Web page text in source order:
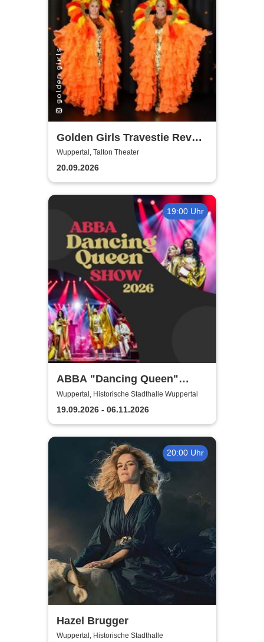
Golden Girls Travestie Revue
- Die neue Show: Glanzvolle
Augenblicke
Wuppertal, Talton Theater
20.09.2026
19:00 Uhr
ABBA "Dancing Queen"
Show 2026
Wuppertal, Historische Stadthalle Wuppertal
19.09.2026 - 06.11.2026
20:00 Uhr
Hazel Brugger
Wuppertal, Historische Stadthalle